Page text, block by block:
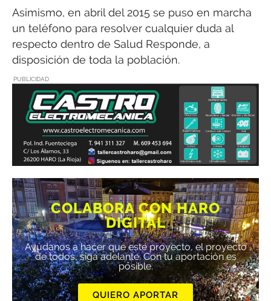
Asimismo, en abril del 2015 se puso en marcha
un teléfono para resolver cualquier duda al
respecto dentro de Salud Responde, a
disposición de toda la población.
PUBLICIDAD
COLABORA CON HARO
DIGITAL
Ayúdanos a hacer que este proyecto, el proyecto
de todos, siga adelante. Con tu aportación es
posible.
QUIERO APORTAR